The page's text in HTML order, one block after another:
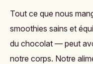
Tout ce que nous
smoothies sains et
du chocolat — peut
notre corps. Notre